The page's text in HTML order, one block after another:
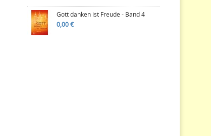
Gott danken ist Freude - Band 4
0,00 €